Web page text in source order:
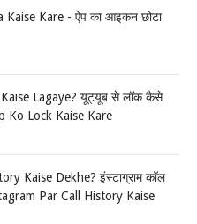
Kare - ऐप का आइकन छोटा
Lagaye? यूट्यूब से लॉक कैसे
Ko Lock Kaise Kare
Kaise Dekhe? इंस्टाग्राम कॉल
Par Call History Kaise